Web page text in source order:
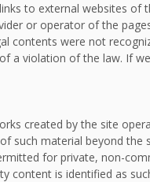
to external websites of
or operator of the
contents were not
a violation of the law. If
created by the site
such material beyond
for private, non-
content is identified as